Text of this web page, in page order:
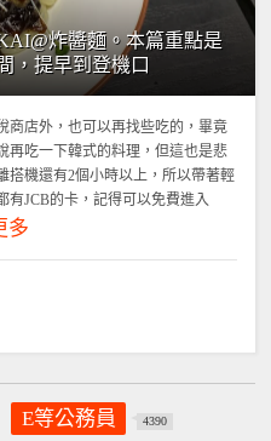
炸醬麵。本篇重點是
，提早到登機口
商店外，也可以再找些吃的，畢竟
再吃一下韓式的料理，但這也是悲
搭機還有2個小時以上，所以帶著輕
JCB的卡，記得可以免費進入
多
E等公務員 4390